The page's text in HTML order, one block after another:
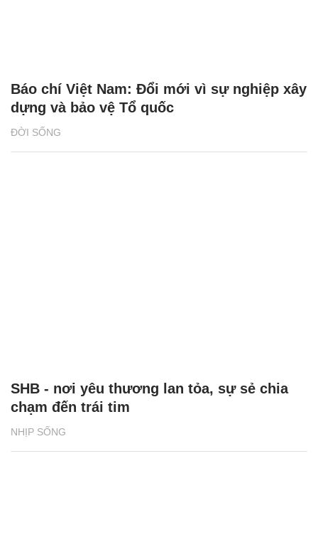
ĐỜI SỐNG
Báo chí Việt Nam: Đổi mới vì sự nghiệp xây
dựng và bảo vệ Tổ quốc
NHỊP SỐNG
SHB - nơi yêu thương lan tỏa, sự sẻ chia
chạm đến trái tim